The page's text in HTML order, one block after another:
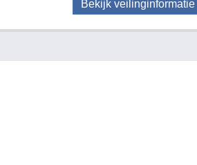
Bekijk veilinginformatie